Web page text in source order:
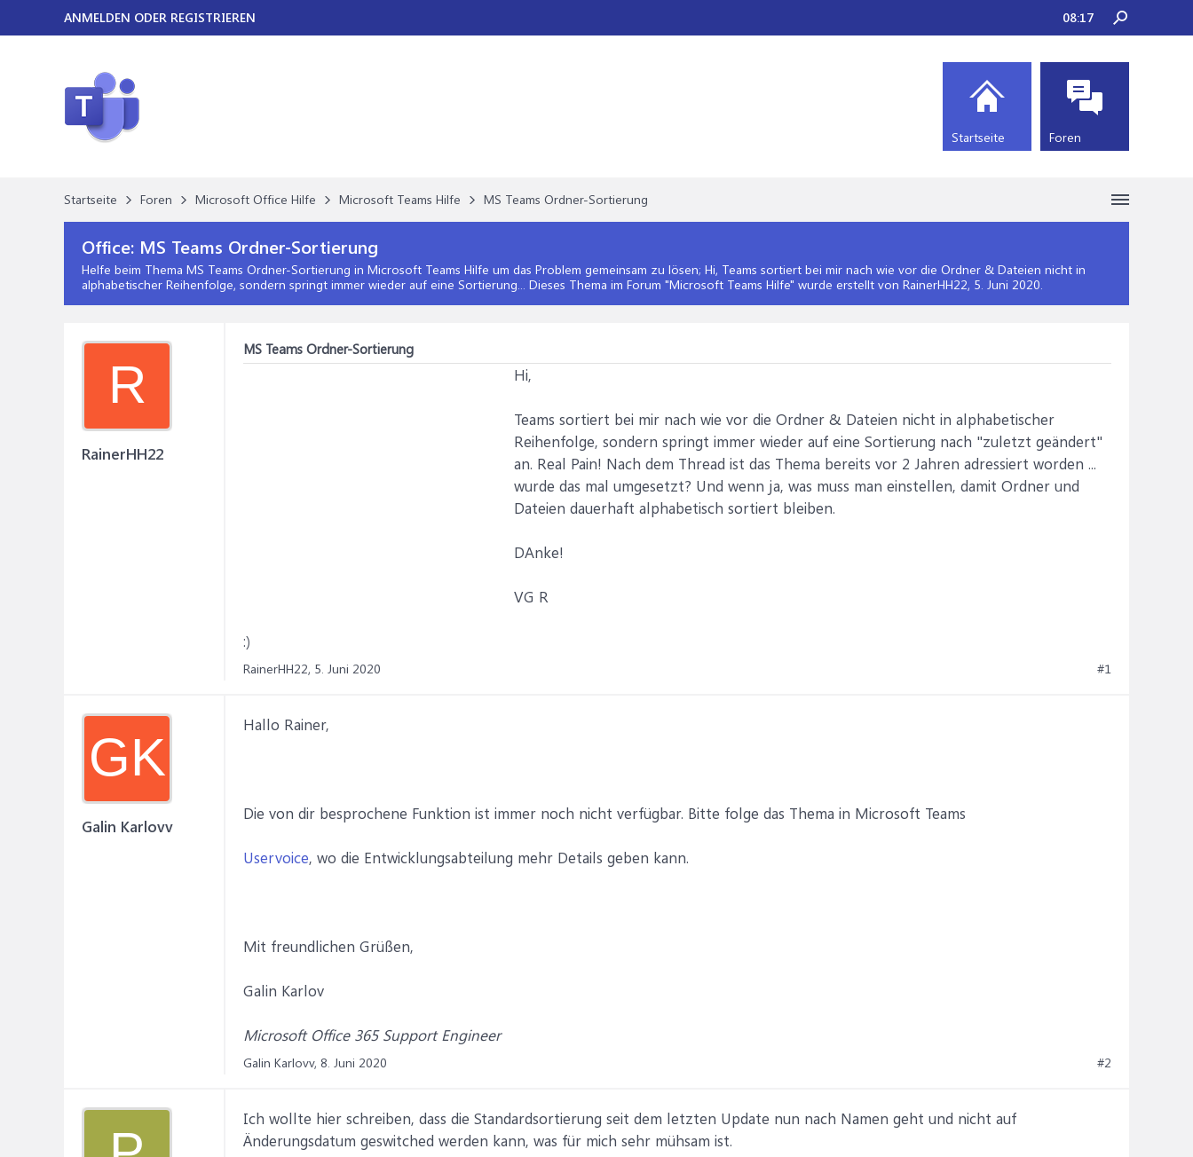
Startseite Foren Microsoft Office Hilfe Microsoft Teams Hilfe MS Teams Ordner-Sortierung
Office: MS Teams Ordner-Sortierung
Helfe beim Thema MS Teams Ordner-Sortierung in Microsoft Teams Hilfe um das Problem gemeinsam zu lösen; Hi, Teams sortiert bei mir nach wie vor die Ordner & Dateien nicht in
alphabetischer Reihenfolge, sondern springt immer wieder auf eine Sortierung... Dieses Thema im Forum "Microsoft Teams Hilfe" wurde erstellt von RainerHH22, 5. Juni 2020.
R
RainerHH22
MS Teams Ordner-Sortierung
Hi,
Teams sortiert bei mir nach wie vor die Ordner & Dateien nicht in alphabetischer
Reihenfolge, sondern springt immer wieder auf eine Sortierung nach "zuletzt geändert"
an. Real Pain! Nach dem Thread ist das Thema bereits vor 2 Jahren adressiert worden ...
wurde das mal umgesetzt? Und wenn ja, was muss man einstellen, damit Ordner und
Dateien dauerhaft alphabetisch sortiert bleiben.
DAnke!
VG R
:)
RainerHH22, 5. Juni 2020 #1
GK
Galin Karlovv
Hallo Rainer,
Die von dir besprochene Funktion ist immer noch nicht verfügbar. Bitte folge das Thema in Microsoft Teams
Uservoice, wo die Entwicklungsabteilung mehr Details geben kann.
Mit freundlichen Grüßen,
Galin Karlov
Microsoft Office 365 Support Engineer
Galin Karlovv, 8. Juni 2020 #2
Ich wollte hier schreiben, dass die Standardsortierung seit dem letzten Update nun nach Namen geht und nicht auf
Änderungsdatum geswitched werden kann, was für mich sehr mühsam ist.
ANMELDEN ODER REGISTRIEREN 08:17
Startseite Foren